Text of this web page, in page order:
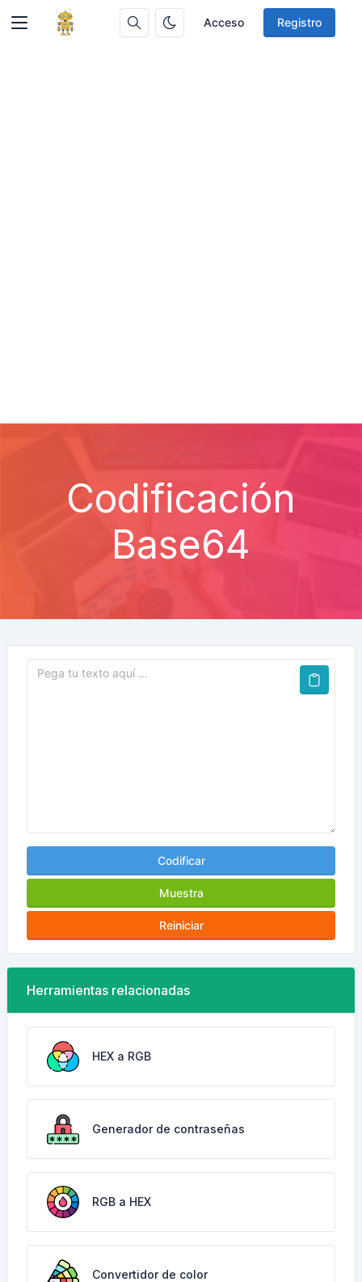
Acceso Registro
Codificación
Base64
Codificar
Muestra
Reiniciar
Herramientas relacionadas
HEX a RGB
Generador de contraseñas
RGB a HEX
Convertidor de color